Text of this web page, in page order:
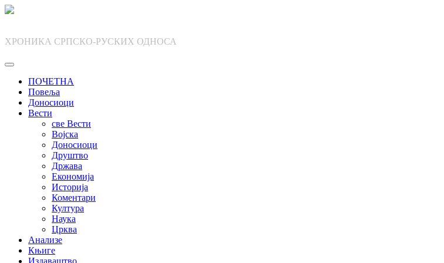
Skip
ХРОНИКА СРПСКО-РУСКИХ ОДНОСА
ПОЧЕТНА
Повеља
Доносиоци
Вести
све Вести
Војска
Доносиоци
Друштво
Држава
Економија
Историја
Коментари
Култура
Наука
Црква
Анализе
Књиге
Издаваштво